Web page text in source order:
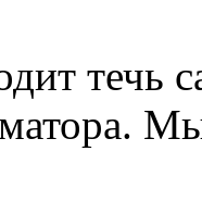
течь